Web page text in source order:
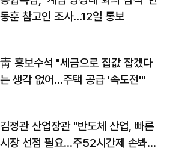
동훈 참고인 조사...12일 통보
靑 홍보수석 "세금으로 집값 잡겠다
는 생각 없어…주택 공급 '속도전'"
김정관 산업장관 "반도체 산업, 빠른
시장 선점 필요…주52시간제 손봐